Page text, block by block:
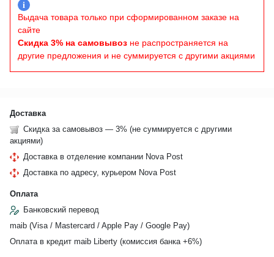
i
Выдача товара только при сформированном заказе на
сайте
Скидка 3% на самовывоз не распространяется на
другие предложения и не суммируется с другими акциями
Доставка
Скидка за самовывоз — 3% (не суммируется с другими
акциями)
Доставка в отделение компании Nova Post
Доставка по адресу, курьером Nova Post
Оплата
Банковский перевод
maib (Visa / Mastercard / Apple Pay / Google Pay)
Оплата в кредит maib Liberty (комиссия банкa +6%)